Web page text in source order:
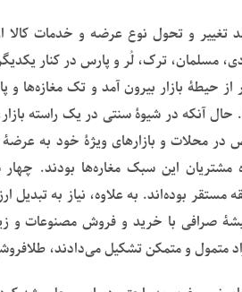
تغییر و تحول نوع عرضه و خدمات کالا
مسلمان، ترک، لُر و پارس در کنار
حیطۀ بازار بیرون آمد و تک مغازه‌ها و
حال آنکه در شیوۀ سنتی در یک راسته
محلات و بازارهای ویژۀ خود به عرضۀ
مشتریان این سبک مغاره‌ها بودند. چهار
مستقر بوده‌اند. به علاوه، نیاز به
صرافی با خرید و فروش مصنوعات و
متمول و متمکن تشکیل می‌دادند،